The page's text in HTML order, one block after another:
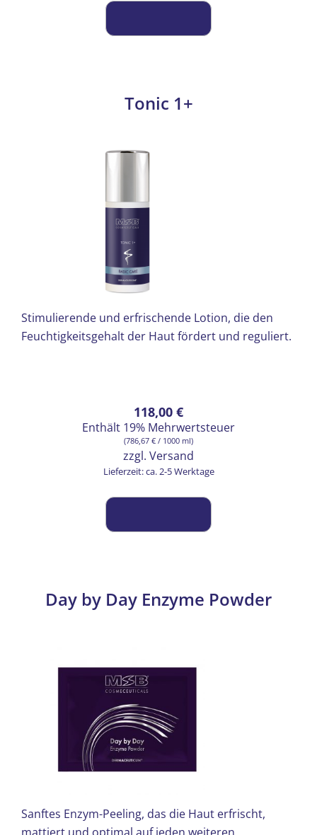
Tonic 1+
Stimulierende und erfrischende Lotion, die den
Feuchtigkeitsgehalt der Haut fördert und reguliert.
118,00 €
Enthält 19% Mehrwertsteuer
(786,67 € / 1000 ml)
zzgl. Versand
Lieferzeit: ca. 2-5 Werktage
Day by Day Enzyme Powder
Sanftes Enzym-Peeling, das die Haut erfrischt,
mattiert und optimal auf jeden weiteren